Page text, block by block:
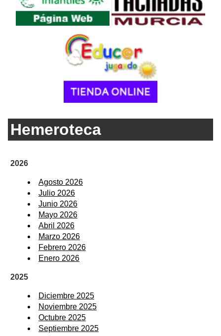
Hemeroteca
2026
Agosto 2026
Julio 2026
Junio 2026
Mayo 2026
Abril 2026
Marzo 2026
Febrero 2026
Enero 2026
2025
Diciembre 2025
Noviembre 2025
Octubre 2025
Septiembre 2025